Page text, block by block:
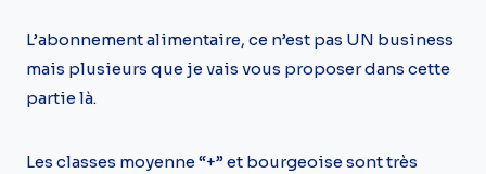
L’abonnement alimentaire, ce n’est pas UN business
mais plusieurs que je vais vous proposer dans cette
partie là.
Les classes moyenne “+” et bourgeoise sont très